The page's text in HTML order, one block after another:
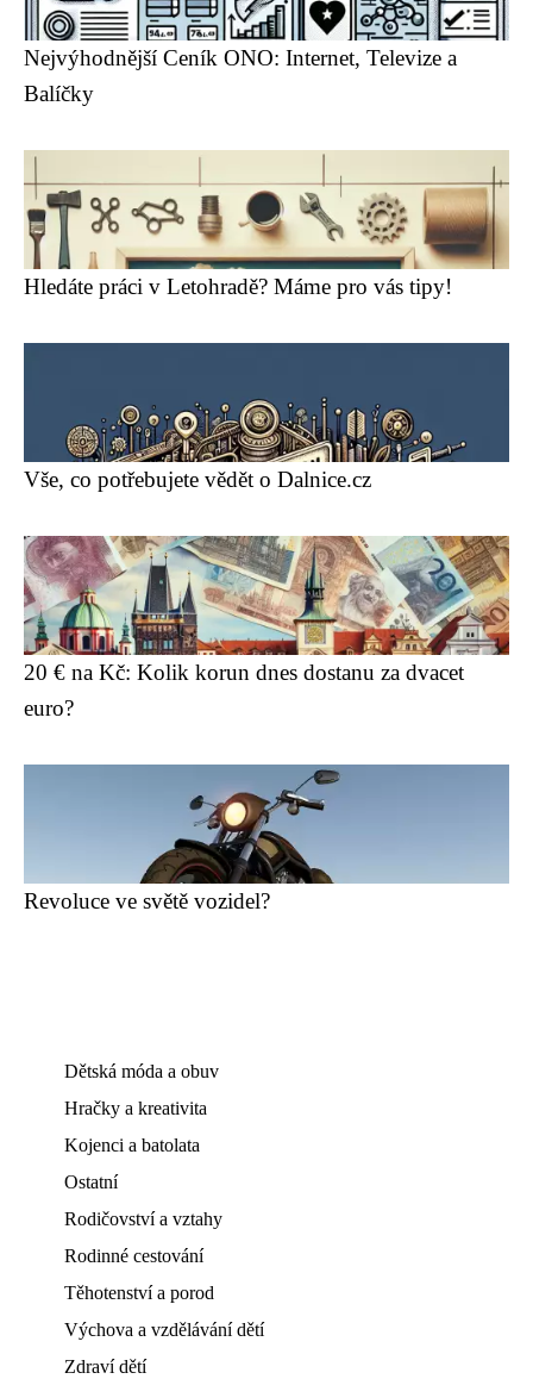
Nejvýhodnější Ceník ONO: Internet, Televize a
Balíčky
Hledáte práci v Letohradě? Máme pro vás tipy!
Vše, co potřebujete vědět o Dalnice.cz
20 € na Kč: Kolik korun dnes dostanu za dvacet
euro?
Revoluce ve světě vozidel?
Dětská móda a obuv
Hračky a kreativita
Kojenci a batolata
Ostatní
Rodičovství a vztahy
Rodinné cestování
Těhotenství a porod
Výchova a vzdělávání dětí
Zdraví dětí